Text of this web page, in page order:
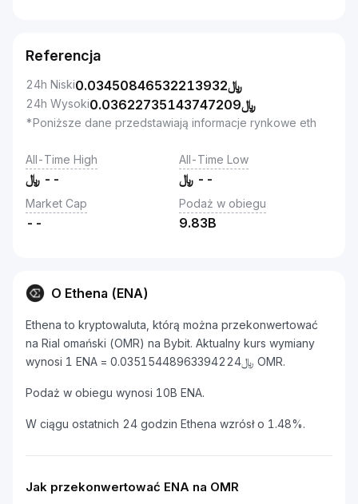
Referencja
24h Niski ﷼0.03450846532213932
24h Wysoki ﷼0.03622735143747209
*Poniższe dane przedstawiają informacje rynkowe eth
All-Time High
﷼ --
All-Time Low
﷼ --
Market Cap
--
Podaż w obiegu
9.83B
O Ethena (ENA)
Ethena to kryptowaluta, którą można przekonwertować
na Rial omański (OMR) na Bybit. Aktualny kurs wymiany
wynosi 1 ENA = ﷼0.03515448963394224 OMR.
Podaż w obiegu wynosi 10B ENA.
W ciągu ostatnich 24 godzin Ethena wzrósł o 1.48%.
Jak przekonwertować ENA na OMR